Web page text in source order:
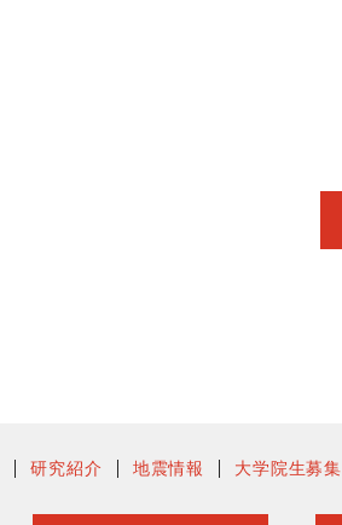
研究紹介 地震情報 大学院生募集